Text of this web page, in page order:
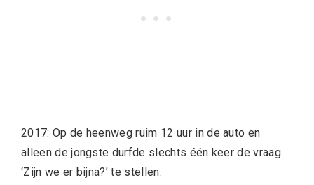
2017: Op de heenweg ruim 12 uur in de auto en
alleen de jongste durfde slechts één keer de vraag
‘Zijn we er bijna?’ te stellen.